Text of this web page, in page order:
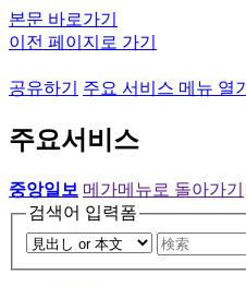
본문 바로가기
이전 페이지로 가기
공유하기 주요 서비스 메뉴 열기
주요서비스
중앙일보 메가메뉴로 돌아가기
검색어 입력폼